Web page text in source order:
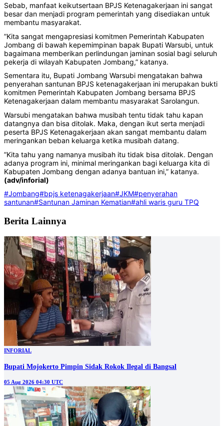
Sebab, manfaat keikutsertaan BPJS Ketenagakerjaan ini sangat
besar dan menjadi program pemerintah yang disediakan untuk
membantu masyarakat.
”Kita sangat mengapresiasi komitmen Pemerintah Kabupaten
Jombang di bawah kepemimpinan bapak Bupati Warsubi, untuk
bagaimana memberikan perlindungan jaminan sosial bagi seluruh
pekerja di wilayah Kabupaten Jombang,” katanya.
Sementara itu, Bupati Jombang Warsubi mengatakan bahwa
penyerahan santunan BPJS ketenagakerjaan ini merupakan bukti
komitmen Pemerintah Kabupaten Jombang bersama BPJS
Ketenagakerjaan dalam membantu masyarakat Sarolangun.
Warsubi mengatakan bahwa musibah tentu tidak tahu kapan
datangnya dan bisa ditolak. Maka, dengan ikut serta menjadi
peserta BPJS Ketenagakerjaan akan sangat membantu dalam
meringankan beban keluarga ketika musibah datang.
”Kita tahu yang namanya musibah itu tidak bisa ditolak. Dengan
adanya program ini, minimal meringankan bagi keluarga kita di
Kabupaten Jombang dengan adanya bantuan ini,” katanya.
(adv/inforial)
#Jombang#bpjs ketenagakerjaan#JKM#penyerahan
santunan#Santunan Jaminan Kematian#ahli waris guru TPQ
Berita Lainnya
INFORIAL
Bupati Mojokerto Pimpin Sidak Rokok Ilegal di Bangsal
05 Aug 2026 04:30 UTC